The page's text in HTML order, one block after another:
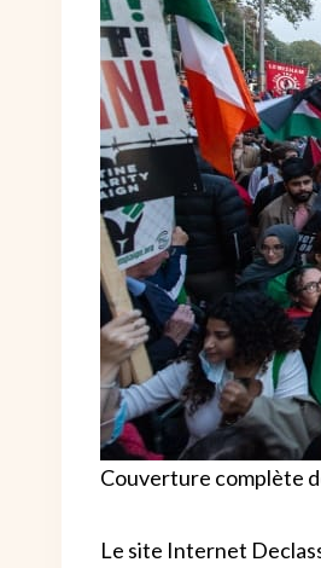
Couverture complète
Le site Internet